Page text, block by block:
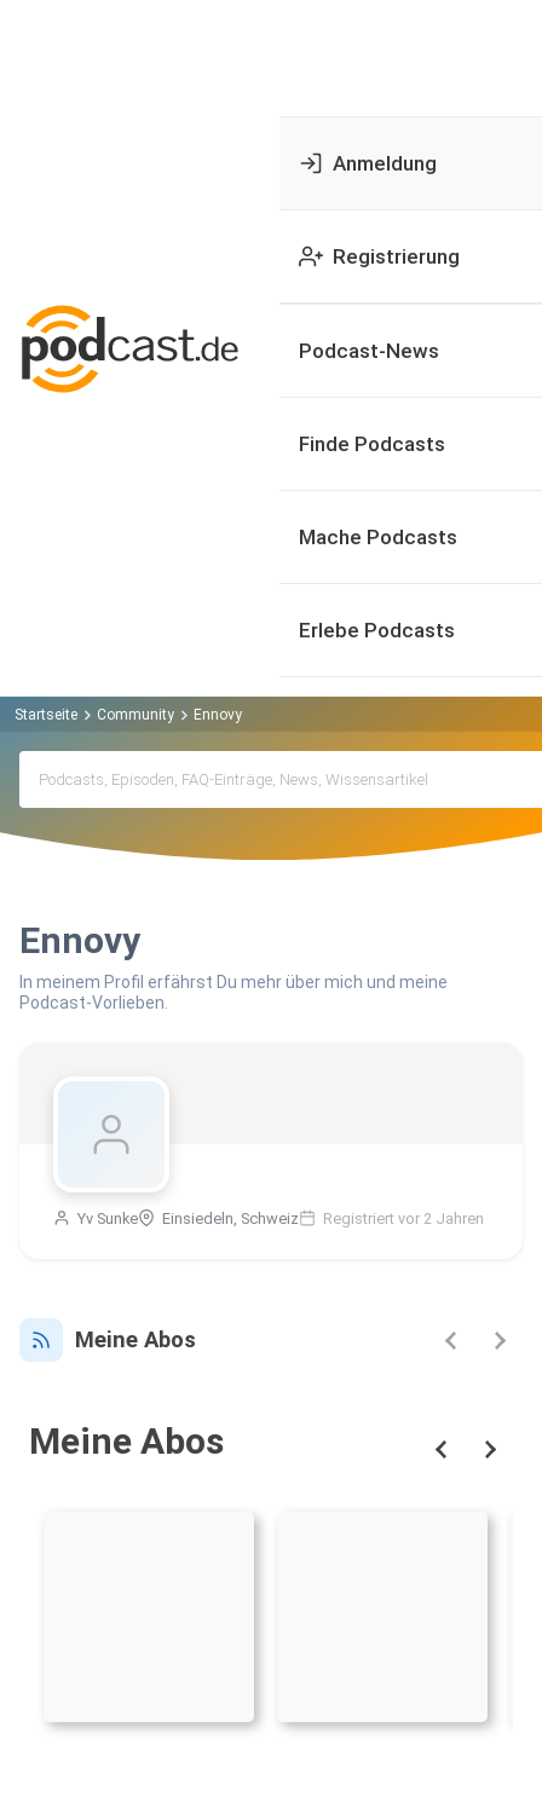
Anmeldung
Registrierung
Podcast-News
Finde Podcasts
Mache Podcasts
Erlebe Podcasts
Startseite Community Ennovy
Ennovy
In meinem Profil erfährst Du mehr über mich und meine
Podcast-Vorlieben.
Yv Sunke Einsiedeln, Schweiz Registriert vor 2 Jahren
Meine Abos
Meine Abos